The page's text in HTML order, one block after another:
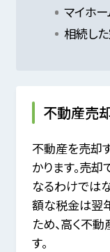
マイホ
相続し
不動産売
不動産を売却
かります。売
なるわけでは
額な税金は翌
ため、高く不
す。